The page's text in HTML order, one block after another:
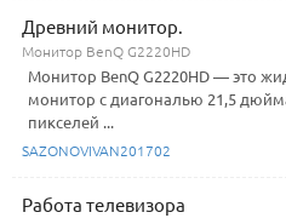
Древний монитор.
Монитор BenQ G2220HD
Монитор BenQ G2220HD — это
монитор с диагональю 21,5
пикселей ...
SAZONOVIVAN201702
Работа телевизора